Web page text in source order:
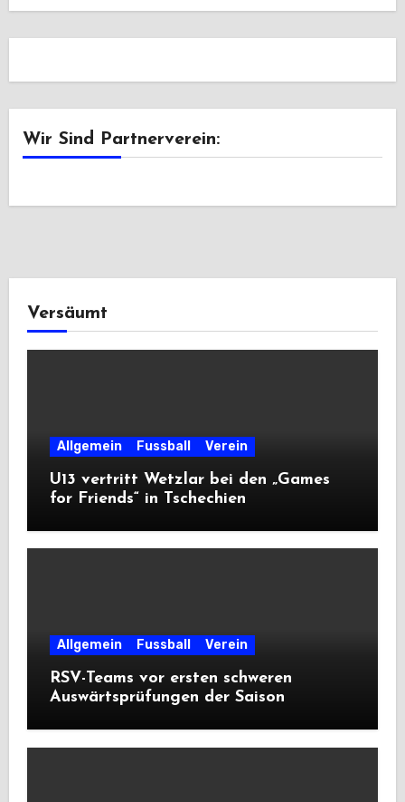
Wir Sind Partnerverein:
Versäumt
Allgemein Fussball Verein
U13 vertritt Wetzlar bei den „Games
for Friends“ in Tschechien
Allgemein Fussball Verein
RSV-Teams vor ersten schweren
Auswärtsprüfungen der Saison